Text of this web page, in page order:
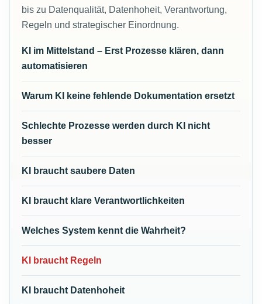
bis zu Datenqualität, Datenhoheit, Verantwortung,
Regeln und strategischer Einordnung.
KI im Mittelstand – Erst Prozesse klären, dann
automatisieren
Warum KI keine fehlende Dokumentation ersetzt
Schlechte Prozesse werden durch KI nicht
besser
KI braucht saubere Daten
KI braucht klare Verantwortlichkeiten
Welches System kennt die Wahrheit?
KI braucht Regeln
KI braucht Datenhoheit